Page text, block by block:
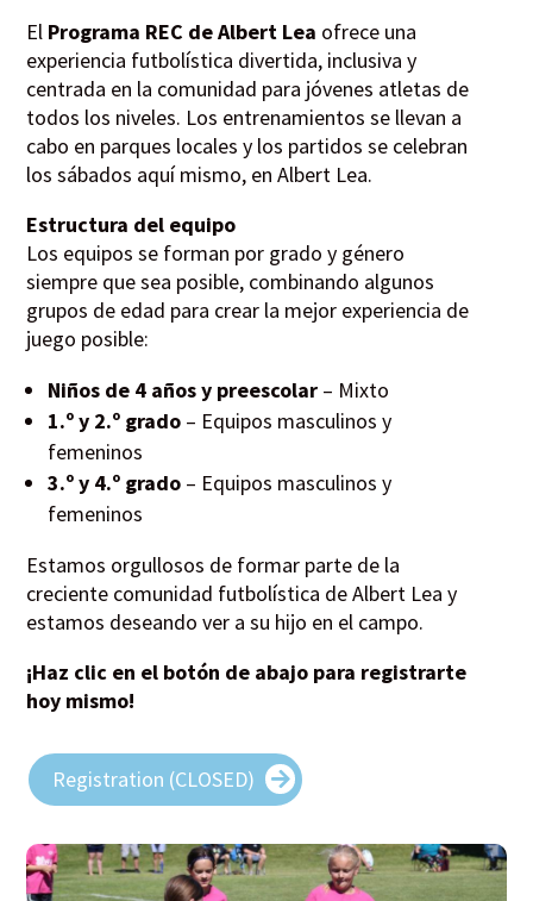
El Programa REC de Albert Lea ofrece una
experiencia futbolística divertida, inclusiva y
centrada en la comunidad para jóvenes atletas de
todos los niveles. Los entrenamientos se llevan a
cabo en parques locales y los partidos se celebran
los sábados aquí mismo, en Albert Lea.
Estructura del equipo
Los equipos se forman por grado y género
siempre que sea posible, combinando algunos
grupos de edad para crear la mejor experiencia de
juego posible:
Niños de 4 años y preescolar – Mixto
1.º y 2.º grado – Equipos masculinos y
femeninos
3.º y 4.º grado – Equipos masculinos y
femeninos
Estamos orgullosos de formar parte de la
creciente comunidad futbolística de Albert Lea y
estamos deseando ver a su hijo en el campo.
¡Haz clic en el botón de abajo para registrarte
hoy mismo!
Registration (CLOSED)